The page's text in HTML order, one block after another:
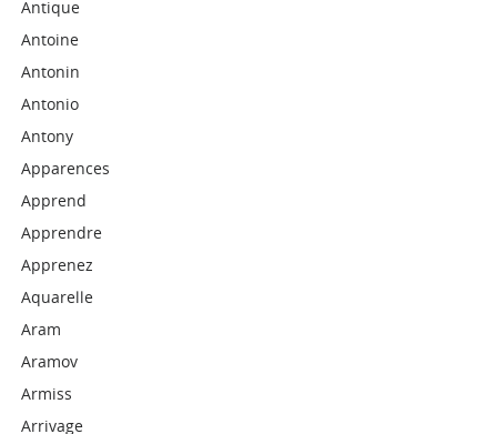
Antique
Antoine
Antonin
Antonio
Antony
Apparences
Apprend
Apprendre
Apprenez
Aquarelle
Aram
Aramov
Armiss
Arrivage